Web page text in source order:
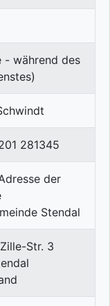
- während des
281345
Str. 3